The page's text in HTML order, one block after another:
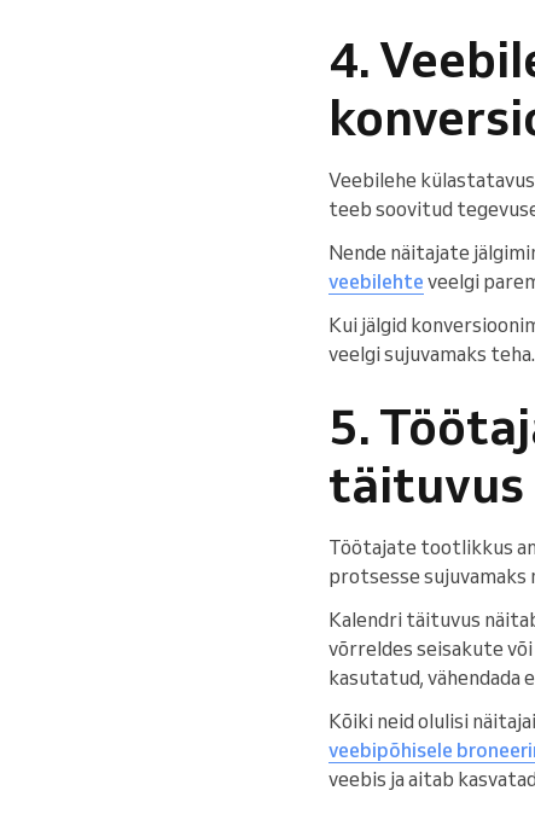
4.
Veebilehe
teeb soovitud
Nende näitajate
veebilehte veelgi
Kui jälgid
veelgi sujuvamaks
5.
täituvus
Töötajate tootlikkus
protsesse sujuvamaks
Kalendri täituvus
võrreldes seisakute
kasutatud,
Kõiki neid olulisi
veebipõhisele
veebis ja aitab